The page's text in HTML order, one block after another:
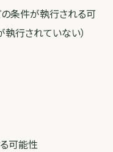
の条件が執行される可
行されていない）
可能性